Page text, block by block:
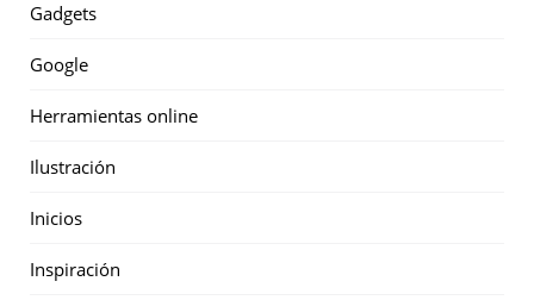
Gadgets
Google
Herramientas online
Ilustración
Inicios
Inspiración